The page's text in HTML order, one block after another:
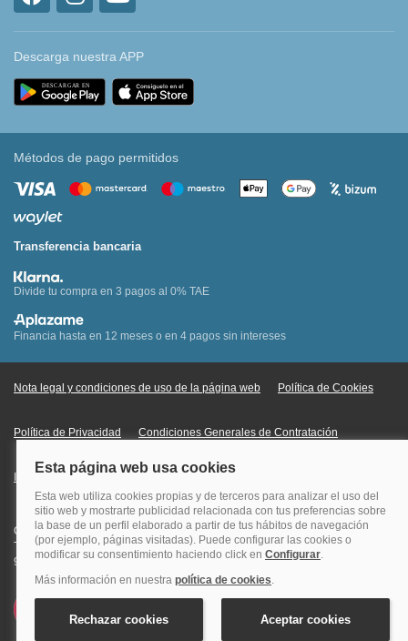
Descarga nuestra APP
Métodos de pago permitidos
Transferencia bancaria
Divide tu compra en 3 pagos al 0% TAE
Financia hasta en 12 meses o en 4 pagos sin intereses
Nota legal y condiciones de uso de la página web Política de Cookies
Política de Privacidad Condiciones Generales de Contratación
Información Legal sobre Mercados en Línea
Quehoteles.com - Especialistas en hoteles © Copyright Veturis Travel S.A.
Todos los derechos reservados. Autorización nº I-AV0000879.4 Tel: +34
915759999